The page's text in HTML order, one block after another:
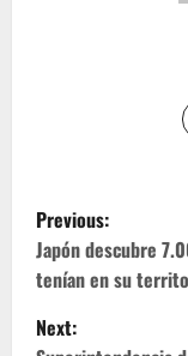
P
o
s
Previous:
Japón descubre
tenían en su
Next: